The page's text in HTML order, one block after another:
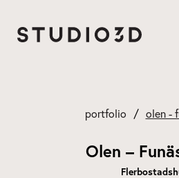
portfolio olen -
Olen –